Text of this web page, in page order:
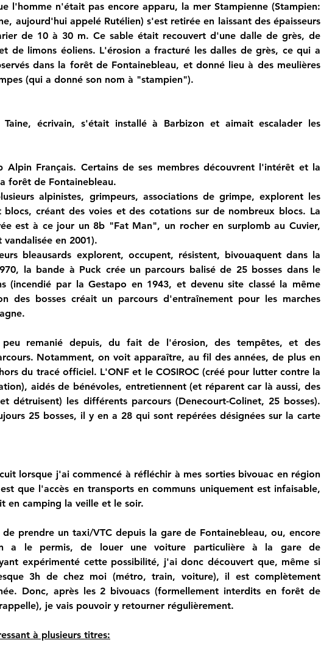
l'homme n'était pas encore apparu, la mer Stampienne (Stampien:
aujourd'hui appelé Rutélien) s'est retirée en laissant des épaisseurs
de 10 à 30 m. Ce sable était recouvert d'une dalle de grès, de
de limons éoliens. L'érosion a fracturé les dalles de grès, ce qui a
dans la forêt de Fontainebleau, et donné lieu à des meulières
(qui a donné son nom à "stampien").
Taine, écrivain, s'était installé à Barbizon et aimait escalader les
Alpin Français. Certains de ses membres découvrent l'intérêt et la
forêt de Fontainebleau.
alpinistes, grimpeurs, associations de grimpe, explorent les
créant des voies et des cotations sur de nombreux blocs. La
est à ce jour un 8b "Fat Man", un rocher en surplomb au Cuvier,
en 2001).
bleausards explorent, occupent, résistent, bivouaquent dans la
la bande à Puck crée un parcours balisé de 25 bosses dans le
(incendié par la Gestapo en 1943, et devenu site classé la même
des bosses créait un parcours d'entraînement pour les marches
remanié depuis, du fait de l'érosion, des tempêtes, et des
Notamment, on voit apparaître, au fil des années, de plus en
du tracé officiel. L'ONF et le COSIROC (créé pour lutter contre la
aidés de bénévoles, entretiennent (et réparent car là aussi, des
détruisent) les différents parcours (Denecourt-Colinet, 25 bosses).
25 bosses, il y en a 28 qui sont repérées désignées sur la carte
lorsque j'ai commencé à réfléchir à mes sorties bivouac en région
que l'accès en transports en communs uniquement est infaisable,
en camping la veille et le soir.
prendre un taxi/VTC depuis la gare de Fontainebleau, ou, encore
a le permis, de louer une voiture particulière à la gare de
expérimenté cette possibilité, j'ai donc découvert que, même si
3h de chez moi (métro, train, voiture), il est complètement
Donc, après les 2 bivouacs (formellement interdits en forêt de
je vais pouvoir y retourner régulièrement.
à plusieurs titres: